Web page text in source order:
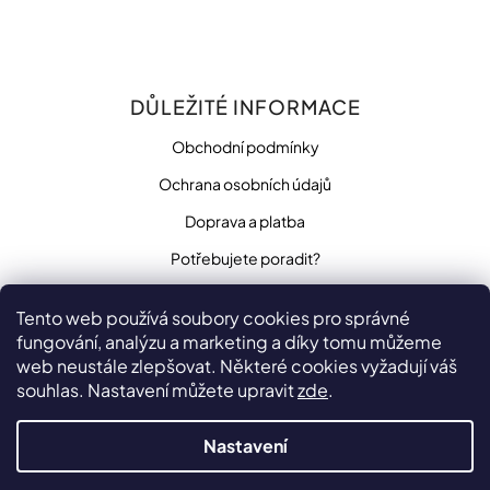
Tento web používá soubory cookies pro správné
fungování, analýzu a marketing a díky tomu můžeme
web neustále zlepšovat. Některé cookies vyžadují váš
souhlas. Nastavení můžete upravitzde.
Nastavení
DŮLEŽITÉ INFORMACE
Obchodní podmínky
Ochrana osobních údajů
Doprava a platba
Potřebujete poradit?
SLEDUJTE NÁS